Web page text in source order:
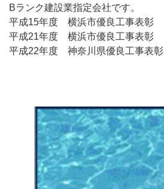
Bランク建設業指定会社です。
平成15年度 横浜市優良工事表彰
平成21年度 横浜市優良工事表彰
平成22年度 神奈川県優良工事表彰